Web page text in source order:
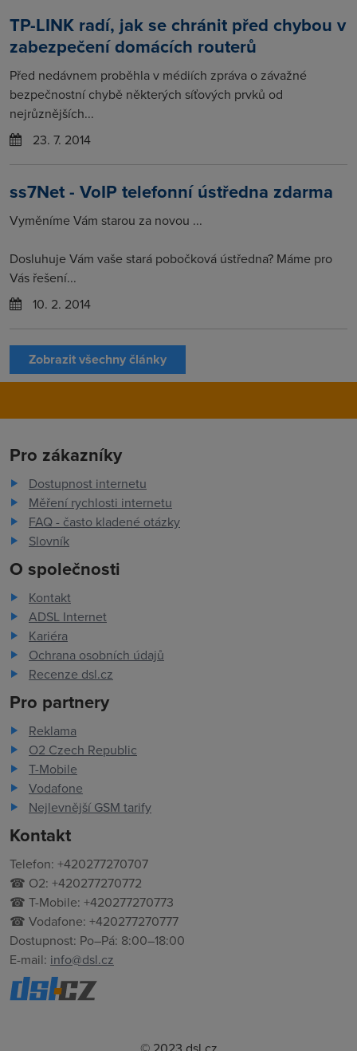
TP-LINK radí, jak se chránit před chybou v
zabezpečení domácích routerů
Před nedávnem proběhla v médiích zpráva o závažné
bezpečnostní chybě některých síťových prvků od
nejrůznějších...
23. 7. 2014
ss7Net - VoIP telefonní ústředna zdarma
Vyměníme Vám starou za novou ...
Dosluhuje Vám vaše stará pobočková ústředna? Máme pro
Vás řešení...
10. 2. 2014
Zobrazit všechny články
Pro zákazníky
Dostupnost internetu
Měření rychlosti internetu
FAQ - často kladené otázky
Slovník
O společnosti
Kontakt
ADSL Internet
Kariéra
Ochrana osobních údajů
Recenze dsl.cz
Pro partnery
Reklama
O2 Czech Republic
T-Mobile
Vodafone
Nejlevnější GSM tarify
Kontakt
Telefon: +420277270707
☎ O2: +420277270772
☎ T-Mobile: +420277270773
☎ Vodafone: +420277270777
Dostupnost: Po–Pá: 8:00–18:00
E-mail: info@dsl.cz